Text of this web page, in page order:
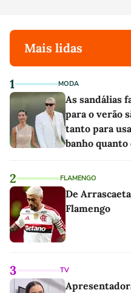
Mais lidas
1 MODA
As sandálias
para o verão
tanto para
banho
2 FLAMENGO
De
Flamengo
3 TV